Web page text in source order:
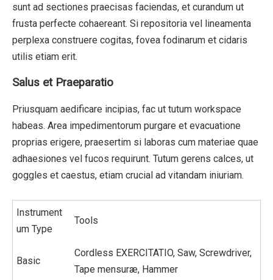
sunt ad sectiones praecisas faciendas, et curandum ut
frusta perfecte cohaereant. Si repositoria vel lineamenta
perplexa construere cogitas, fovea fodinarum et cidaris
utilis etiam erit.
Salus et Praeparatio
Priusquam aedificare incipias, fac ut tutum workspace
habeas. Area impedimentorum purgare et evacuatione
proprias erigere, praesertim si laboras cum materiae quae
adhaesiones vel fucos requirunt. Tutum gerens calces, ut
goggles et caestus, etiam crucial ad vitandam iniuriam.
Instrument
um Type
Tools
Basic
Cordless EXERCITATIO, Saw, Screwdriver,
Tape mensuræ, Hammer